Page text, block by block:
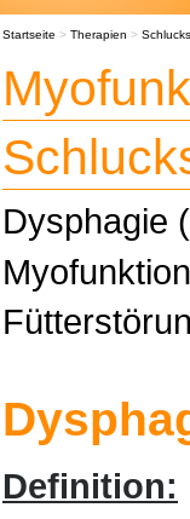
Startseite > Therapien >
Dysphagie
Definition: